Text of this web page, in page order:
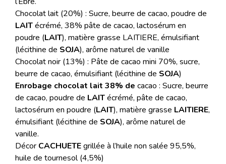
Chocolat lait (20%) : Sucre, beurre de cacao, poudre de
LAITécrémé, 38% pâte de cacao, lactosérum en
poudre (LAIT), matière grasse LAITIERE, émulsifiant
(lécithine de SOJA), arôme naturel de vanille
Chocolat noir (13%) : Pâte de cacao mini 70%, sucre,
beurre de cacao, émulsifiant (lécithine de SOJA)
Enrobage chocolat lait 38% de cacao : Sucre, beurre
de cacao, poudre de LAITécrémé, pâte de cacao,
lactosérum en poudre (LAIT), matière grasse LAITIERE,
émulsifiant (lécithine de SOJA), arôme naturel de
vanille.
Décor CACHUETEgrillée à l’huile non salée 95,5%,
huile de tournesol (4,5%)